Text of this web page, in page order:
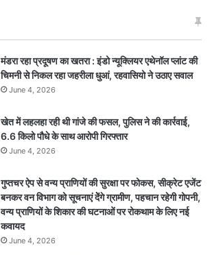
मंडरा रहा प्रदूषण का खतरा : इंडो न्यूक्लियर एथेनॉल प्लांट की
चिमनी से निकल रहा जहरीला धुआं, रहवासियो ने उठाए सवाल
June 4, 2026
खेत में लहलहा रही थी गांजे की फसल, पुलिस ने की कार्रवाई,
6.6 किलो पौधे के साथ आरोपी गिरफ्तार
June 4, 2026
गुप्तचर ऐप से वन्य प्राणियों की सुरक्षा पर फोकस, सीक्रेट एजेंट
बनकर वन विभाग को सूचनाएं देेंगे ग्रामीण, पहचान रहेगी गोपनी,
वन्य प्राणियों के शिकार की घटनाओं पर रोकथाम के लिए नई
कवायद
June 4, 2026